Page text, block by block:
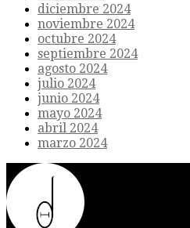
diciembre 2024
noviembre 2024
octubre 2024
septiembre 2024
agosto 2024
julio 2024
junio 2024
mayo 2024
abril 2024
marzo 2024